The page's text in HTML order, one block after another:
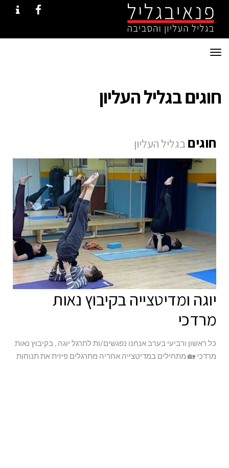
תפריט
חוגים בגליל העליון
חוגיםבגליל העליון
יוגה ומדיטצייה בקיבוץ נאות
מרדכי
כל ראשון ורביעי בערב אנחנו נפגשים/ות לתרגל יוגה , בקיבוץ נאות
מרדכי 🏡 מתחילים במדיטצייה אחריה מתרגלים פיזית את תנוחות